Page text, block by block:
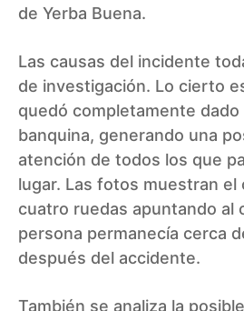
de Yerba Buena.
Las causas del incidente
de investigación. Lo cierto
quedó completamente
banquina, generando una
atención de todos los que
lugar. Las fotos muestran el
cuatro ruedas apuntando al
persona permanecía cerca
después del accidente.
También se analiza la